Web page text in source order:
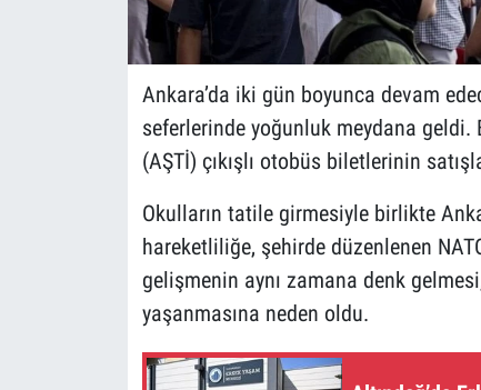
Ankara’da iki gün boyunca devam
seferlerinde yoğunluk meydana geldi.
(AŞTİ) çıkışlı otobüs biletlerinin
Okulların tatile girmesiyle birlikte
hareketliliğe, şehirde düzenlenen
gelişmenin aynı zamana denk
yaşanmasına neden oldu.